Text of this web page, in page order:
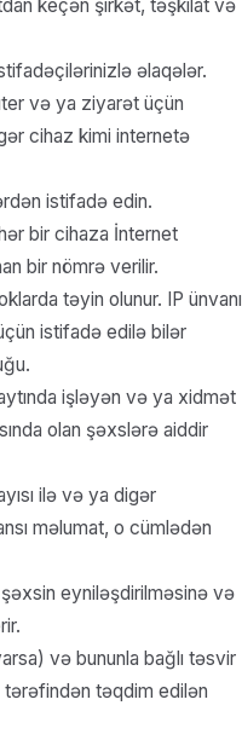
keçən şirkət, təşkilat və
əlaqələr.
və ya ziyarət üçün
cihaz kimi internetə
istifadə edin.
bir cihaza İnternet
bir nömrə verilir.
təyin olunur. IP ünvanı
istifadə edilə bilər
işləyən və ya xidmət
olan şəxslərə aiddir
ilə və ya digər
məlumat, o cümlədən
eyniləşdirilməsinə və
və bununla bağlı təsvir
təqdim edilən